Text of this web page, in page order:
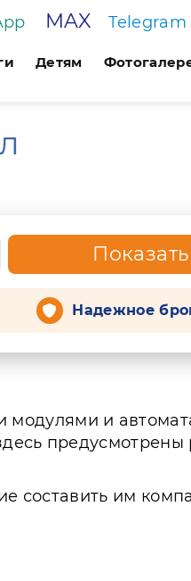
MAX Telegram
Детям
Надежное
и
составить им